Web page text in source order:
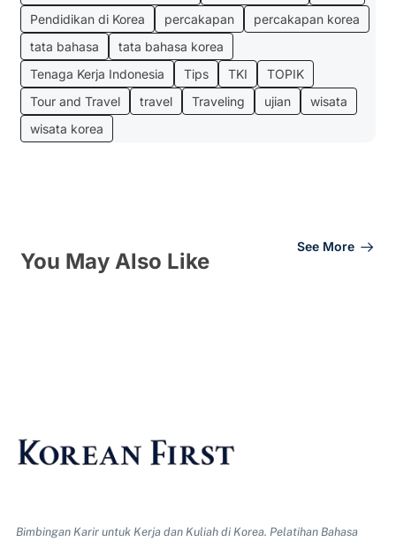
Pendidikan di Korea
percakapan
percakapan korea
tata bahasa
tata bahasa korea
Tenaga Kerja Indonesia
Tips TKI
TOPIK
Tour and Travel
travel Traveling ujian
wisata
wisata korea
You May Also Like
See More
Bimbingan Karir untuk Kerja dan Kuliah di Korea. Pelatihan Bahasa